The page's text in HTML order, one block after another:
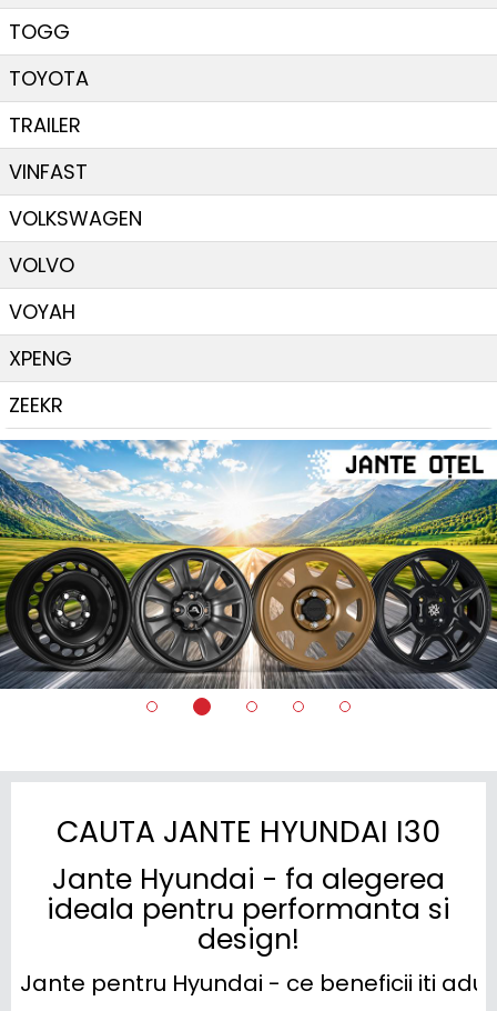
TOGG
TOYOTA
TRAILER
VINFAST
VOLKSWAGEN
VOLVO
VOYAH
XPENG
ZEEKR
CAUTA JANTE HYUNDAI I30
Jante Hyundai - fa alegerea
ideala pentru performanta si
design!
Jante pentru Hyundai - ce beneficii iti